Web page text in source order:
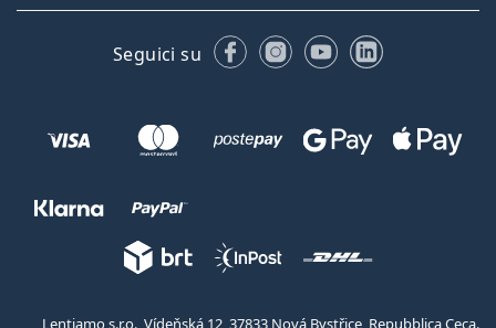
Seguici su FacebookInstagram
YouTubeLinkedIn
Lentiamo s.r.o., Vídeňská 12, 37833 Nová Bystřice, Repubblica Ceca.